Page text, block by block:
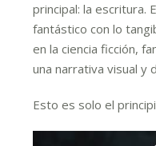
principal: la escritura.
fantástico con lo
en la ciencia ficción,
una narrativa visual y
Esto es solo el